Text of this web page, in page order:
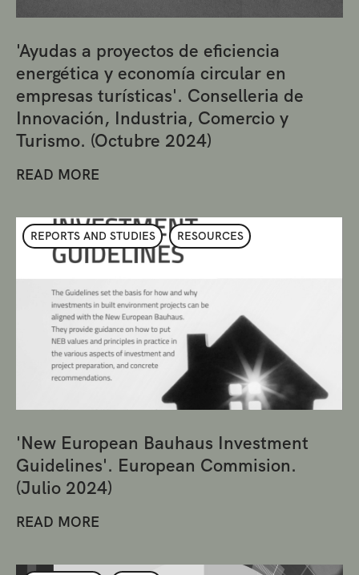
'Ayudas a proyectos de eficiencia
energética y economía circular en
empresas turísticas'. Conselleria de
Innovación, Industria, Comercio y
Turismo. (Octubre 2024)
READ MORE
REPORTS AND STUDIES RESOURCES
'New European Bauhaus Investment
Guidelines'. European Commision.
(Julio 2024)
READ MORE